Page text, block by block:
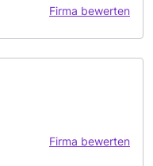
Firma bewerten
Firma bewerten